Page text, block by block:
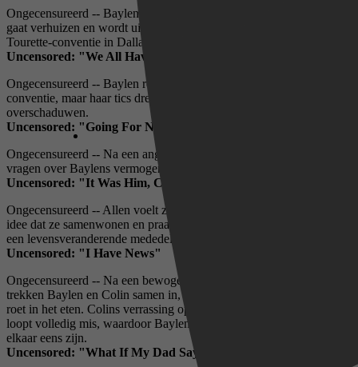
Ongecensureerd -- Baylen komt te weten dat Colin voor zijn werk
gaat verhuizen en wordt uitgenodigd als gastspreker op een
Tourette-conventie in Dallas.
Uncensored: "We All Have Tourette's"
Ongecensureerd -- Baylen reist naar Texas voor een Tourette-
conventie, maar haar tics dreigen haar grote moment te
overschaduwen.
Uncensored: "Going For Narnia"
Ongecensureerd -- Na een angstaanjagende tic-aanval rijzen er
vragen over Baylens vermogen om zelfstandig te wonen.
Uncensored: "It Was Him, Chainsaws, Me"
Ongecensureerd -- Allen voelt zich nog steeds ongemakkelijk bij het
idee dat ze samenwonen en praat openlijk met Colin, waarna Colin
een levensveranderende mededeling doet.
Uncensored: "I Have News"
Ongecensureerd -- Na een bewogen zoektocht naar een appartement
trekken Baylen en Colin samen in, maar externe factoren gooien
roet in het eten. Colins verrassing op Baylens verjaardagsfeestje
loopt volledig mis, waardoor Baylen zich afvraagt ​​of ze het wel met
elkaar eens zijn.
Uncensored: "What If My Dad Says No?"